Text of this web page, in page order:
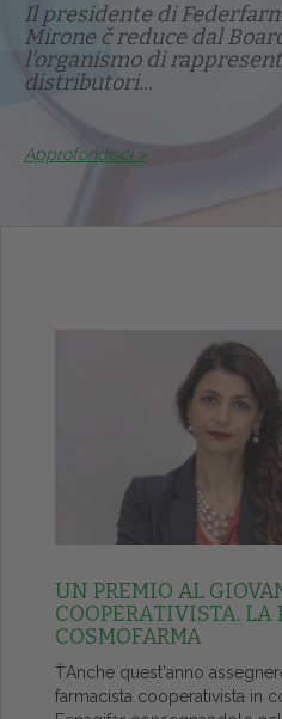
Il presidente di
Mirone č reduce dal
l'organismo di
distributori...
Approfondisci >
UN PREMIO AL
COOPERATIVISTA.
COSMOFARMA
ŤAnche quest'anno
farmacista cooperativista in